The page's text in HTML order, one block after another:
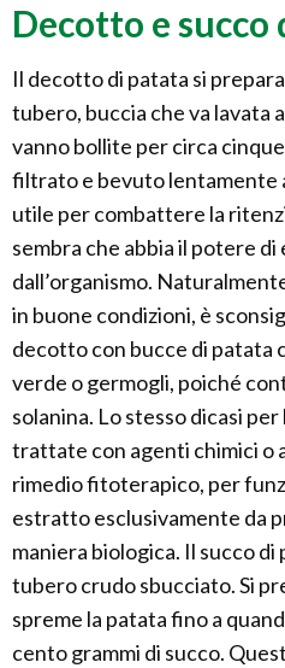
Decotto e succo
Il decotto di patata si
tubero, buccia che va lavata
vanno bollite per circa
filtrato e bevuto lentamente
utile per combattere la
sembra che abbia il potere
dall’organismo.
in buone condizioni, è
decotto con bucce di patata
verde o germogli, poiché
solanina. Lo stesso dicasi
trattate con agenti chimici o
rimedio fitoterapico, per
estratto esclusivamente da
maniera biologica. Il succo di
tubero crudo sbucciato. Si
spreme la patata fino a
cento grammi di succo.